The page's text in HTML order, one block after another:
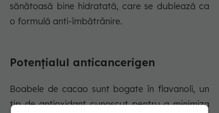
sănătoasă bine hidratată, care se dublează ca
o formulă anti-îmbătrânire.
Potențialul anticancerigen
Boabele de cacao sunt bogate în flavanoli, un
tip de antioxidant cunoscut pentru a minimiza